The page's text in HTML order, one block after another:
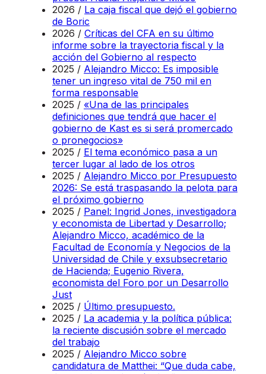
2026 / La caja fiscal que dejó el gobierno
de Boric
2026 / Críticas del CFA en su último
informe sobre la trayectoria fiscal y la
acción del Gobierno al respecto
2025 / Alejandro Micco: Es imposible
tener un ingreso vital de 750 mil en
forma responsable
2025 / «Una de las principales
definiciones que tendrá que hacer el
gobierno de Kast es si será promercado
o pronegocios»
2025 / El tema económico pasa a un
tercer lugar al lado de los otros
2025 / Alejandro Micco por Presupuesto
2026: Se está traspasando la pelota para
el próximo gobierno
2025 / Panel: Ingrid Jones, investigadora
y economista de Libertad y Desarrollo;
Alejandro Micco, académico de la
Facultad de Economía y Negocios de la
Universidad de Chile y exsubsecretario
de Hacienda; Eugenio Rivera,
economista del Foro por un Desarrollo
Just
2025 / Último presupuesto.
2025 / La academia y la política pública:
la reciente discusión sobre el mercado
del trabajo
2025 / Alejandro Micco sobre
candidatura de Matthei: “Que duda cabe,